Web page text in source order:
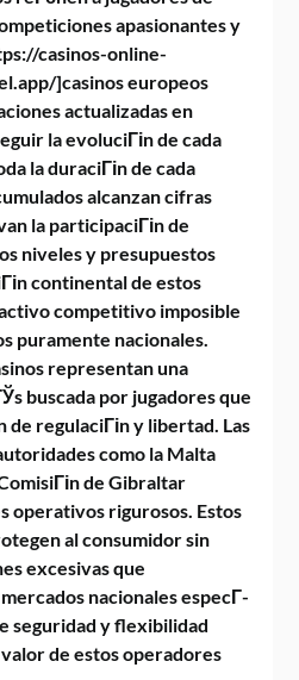
apasionantes y
casinos-online-
]casinos europeos
actualizadas en
la evoluciГіn de cada
la duraciГіn de cada
alcanzan cifras
la participaciГіn de
niveles y presupuestos
continental de estos
competitivo imposible
puramente nacionales.
representan una
buscada por jugadores que
de regulaciГіn y libertad. Las
como la Malta
de Gibraltar
operativos rigurosos. Estos
al consumidor sin
excesivas que
nacionales especГ­
seguridad y flexibilidad
de estos operadores